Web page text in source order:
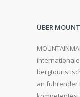
ÜBER
an führender